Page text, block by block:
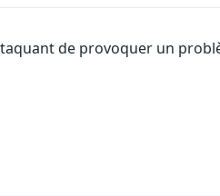
de provoquer un